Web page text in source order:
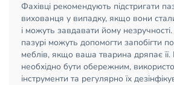
Фахівці рекомендують підстригати
вихованця у випадку, якщо вони
і можуть завдавати йому
пазурі можуть допомогти запобігти
меблів, якщо ваша тварина дряпає
необхідно бути обережним,
інструменти та регулярно їх